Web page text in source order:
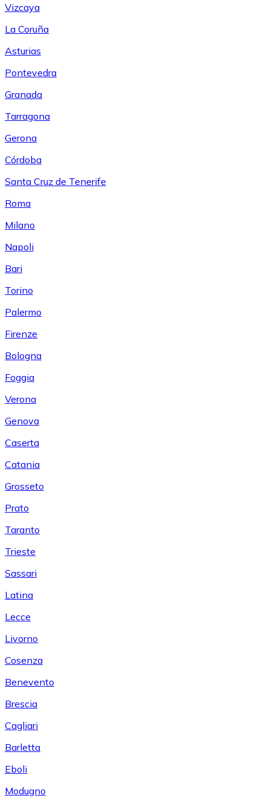
Vizcaya
La Coruña
Asturias
Pontevedra
Granada
Tarragona
Gerona
Córdoba
Santa Cruz de Tenerife
Roma
Milano
Napoli
Bari
Torino
Palermo
Firenze
Bologna
Foggia
Verona
Genova
Caserta
Catania
Grosseto
Prato
Taranto
Trieste
Sassari
Latina
Lecce
Livorno
Cosenza
Benevento
Brescia
Cagliari
Barletta
Eboli
Modugno